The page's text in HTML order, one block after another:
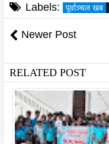
Labels: पूर्वाञ्चल खब
Newer Post
RELATED POST